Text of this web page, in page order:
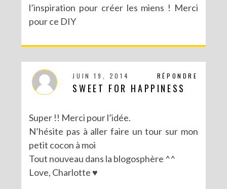
l’inspiration pour créer les miens ! Merci
pour ce DIY
RÉPONDRE
JUIN 19, 2014
SWEET FOR HAPPINESS
Super !! Merci pour l’idée.
N’hésite pas à aller faire un tour sur mon
petit cocon à moi
Tout nouveau dans la blogosphère ^^
Love, Charlotte ♥